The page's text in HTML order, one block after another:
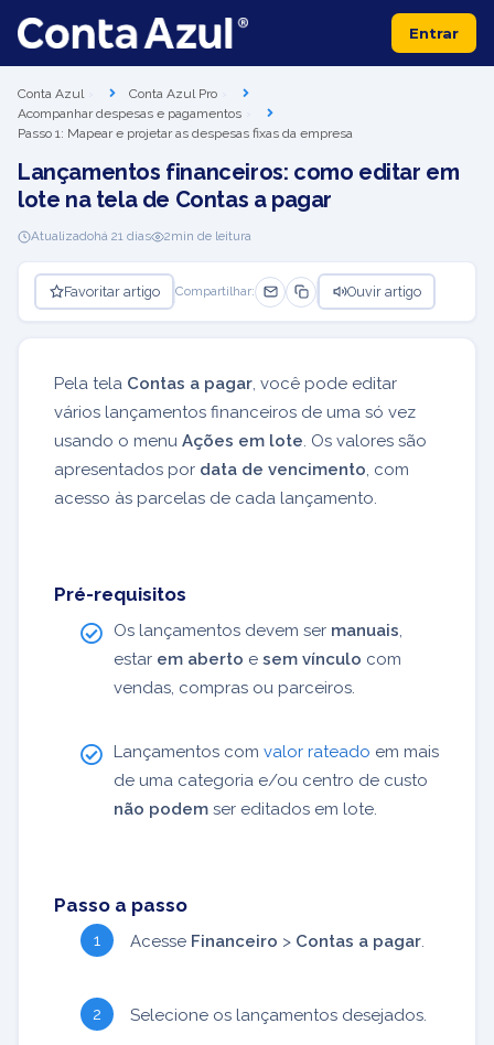
Entrar
Conta Azul
Conta Azul Pro
Acompanhar despesas e pagamentos
Passo 1: Mapear e projetar as despesas fixas da empresa
Lançamentos financeiros: como editar em
lote na tela de Contas a pagar
Atualizadohá 21 dias 2min de leitura
Favoritar artigo Compartilhar: Ouvir artigo
Pela tela Contas a pagar, você pode editar
vários lançamentos financeiros de uma só vez
usando o menu Ações em lote. Os valores são
apresentados por data de vencimento, com
acesso às parcelas de cada lançamento.
Pré-requisitos
Os lançamentos devem ser manuais,
estar em aberto e sem vínculo com
vendas, compras ou parceiros.
Lançamentos com valor rateado em mais
de uma categoria e/ou centro de custo
não podem ser editados em lote.
Passo a passo
Acesse Financeiro > Contas a pagar.
Selecione os lançamentos desejados.